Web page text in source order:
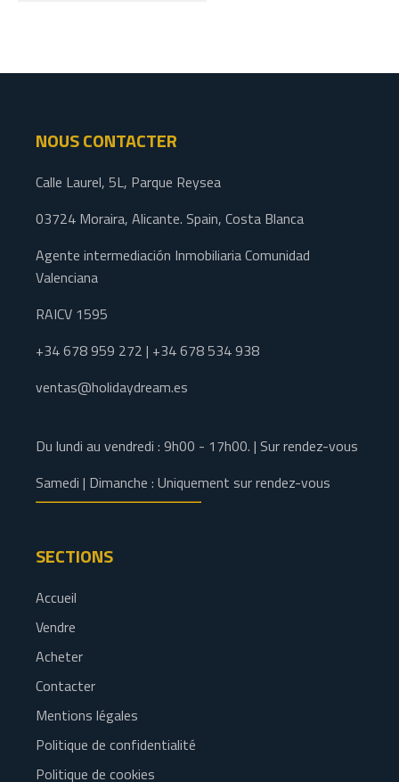
NOUS CONTACTER
Calle Laurel, 5L, Parque Reysea
03724 Moraira, Alicante. Spain, Costa Blanca
Agente intermediación Inmobiliaria Comunidad
Valenciana
RAICV 1595
+34 678 959 272 | +34 678 534 938
ventas@holidaydream.es
Du lundi au vendredi : 9h00 - 17h00. | Sur rendez-vous
Samedi | Dimanche : Uniquement sur rendez-vous
SECTIONS
Accueil
Vendre
Acheter
Contacter
Mentions légales
Politique de confidentialité
Politique de cookies